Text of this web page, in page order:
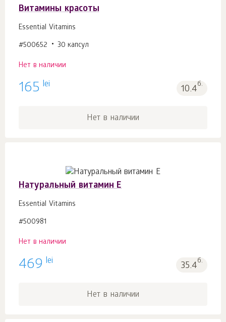
Витамины красоты
Essential Vitamins
#500652 30 капсул
Нет в наличии
165 lei 10.4б.
Нет в наличии
Натуральный витамин Е
Essential Vitamins
#500981
Нет в наличии
469 lei 35.4б.
Нет в наличии